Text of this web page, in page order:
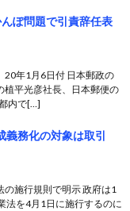
ぽ問題で引責辞任表
20年1月6日付 日本郵政の
植平光彦社長、日本郵便の
内で[…]
義務化の対象は取引
施行規則で明示 政府は1
法を4月1日に施行するのに